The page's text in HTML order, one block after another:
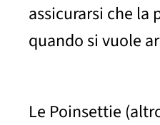
assicurarsi che la
quando si vuole
Le Poinsettie